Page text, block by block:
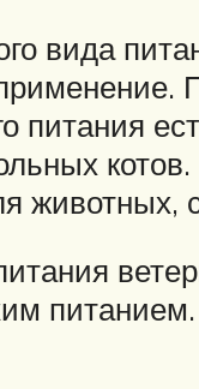
вида
питания
питанием.